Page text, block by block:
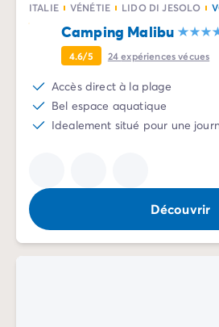
ITALIE VÉNÉTIE LIDO DI JESOLO
Camping Malibu
4.6/5 24expériences vécues
Accès direct à la plage
Bel espace aquatique
Idealement situé pour une
Découvrir